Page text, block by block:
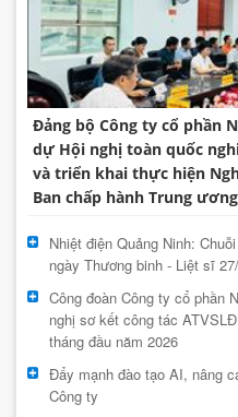
Đảng bộ Công ty cổ phần
dự Hội nghị toàn quốc
và triển khai thực hiện
Ban chấp hành Trung
Nhiệt điện Quảng Ninh:
ngày Thương binh - Liệt sĩ
Công đoàn Công ty cổ phần
nghị sơ kết công tác
tháng đầu năm 2026
Đẩy mạnh đào tạo AI, nâng
Công ty